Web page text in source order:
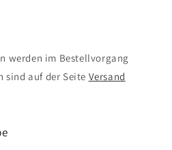
werden im Bestellvorgang
sind auf der Seite Versand